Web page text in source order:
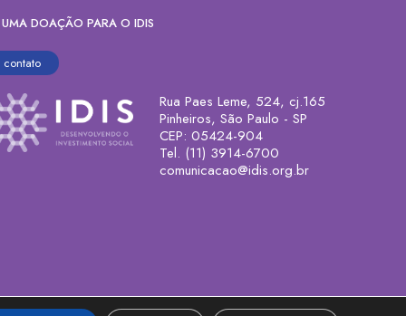
DOAÇÃO PARA O IDIS
contato
Rua Paes Leme, 524, cj.165
Pinheiros, São Paulo - SP
CEP: 05424-904
Tel. (11) 3914-6700
comunicacao@idis.org.br